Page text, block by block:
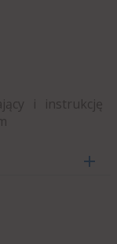
i instrukcję